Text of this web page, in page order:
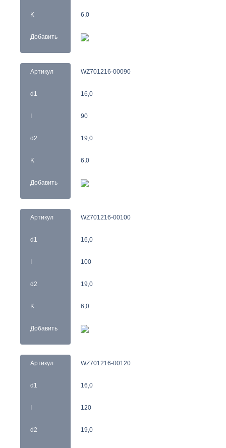
K
Добавить
6,0
Артикул
d1
I
d2
K
Добавить
WZ701216-00090
16,0
90
19,0
6,0
Артикул
d1
I
d2
K
Добавить
WZ701216-00100
16,0
100
19,0
6,0
Артикул
d1
I
d2
WZ701216-00120
16,0
120
19,0